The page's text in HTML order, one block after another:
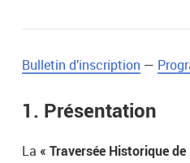
Bulletin d’inscription —
1. Présentation
La « Traversée Historique